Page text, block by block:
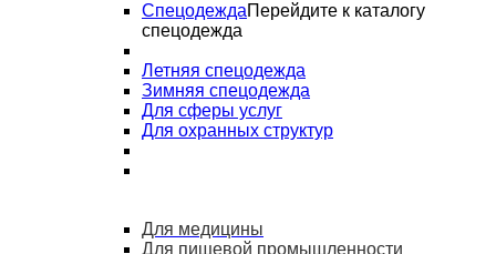
СпецодеждаПерейдите к каталогу
спецодежда
Летняя спецодежда
Зимняя спецодежда
Для сферы услуг
Для охранных структур
Для медицины
Для пищевой промышленности